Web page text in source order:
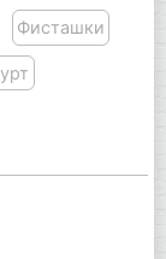
Фисташки